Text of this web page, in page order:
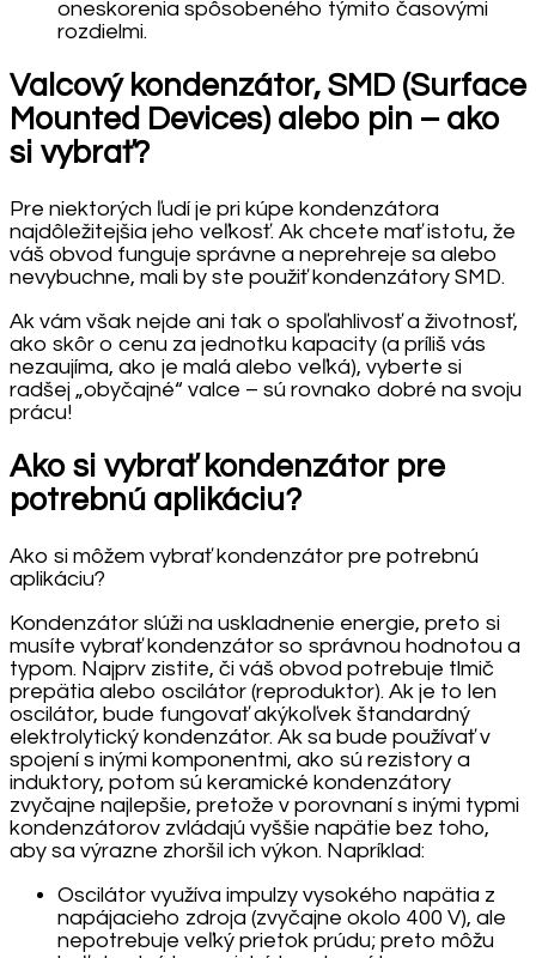
oneskorenia spôsobeného týmito časovými
rozdielmi.
Valcový kondenzátor, SMD (Surface
Mounted Devices) alebo pin – ako
si vybrať?
Pre niektorých ľudí je pri kúpe kondenzátora
najdôležitejšia jeho veľkosť. Ak chcete mať istotu, že
váš obvod funguje správne a neprehreje sa alebo
nevybuchne, mali by ste použiť kondenzátory SMD.
Ak vám však nejde ani tak o spoľahlivosť a životnosť,
ako skôr o cenu za jednotku kapacity (a príliš vás
nezaujíma, ako je malá alebo veľká), vyberte si
radšej „obyčajné“ valce – sú rovnako dobré na svoju
prácu!
Ako si vybrať kondenzátor pre
potrebnú aplikáciu?
Ako si môžem vybrať kondenzátor pre potrebnú
aplikáciu?
Kondenzátor slúži na uskladnenie energie, preto si
musíte vybrať kondenzátor so správnou hodnotou a
typom. Najprv zistite, či váš obvod potrebuje tlmič
prepätia alebo oscilátor (reproduktor). Ak je to len
oscilátor, bude fungovať akýkoľvek štandardný
elektrolytický kondenzátor. Ak sa bude používať v
spojení s inými komponentmi, ako sú rezistory a
induktory, potom sú keramické kondenzátory
zvyčajne najlepšie, pretože v porovnaní s inými typmi
kondenzátorov zvládajú vyššie napätie bez toho,
aby sa výrazne zhoršil ich výkon. Napríklad:
Oscilátor využíva impulzy vysokého napätia z
napájacieho zdroja (zvyčajne okolo 400 V), ale
nepotrebuje veľký prietok prúdu; preto môžu